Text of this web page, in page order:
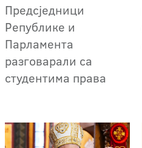
Предсједници
Републике и
Парламента
разговарали са
студентима права